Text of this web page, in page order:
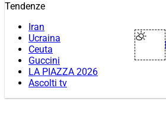
Tendenze
Iran
Ucraina
Ceuta
Guccini
LA PIAZZA 2026
Ascolti tv